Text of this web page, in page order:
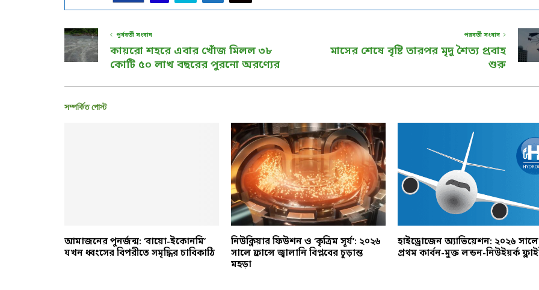
পূর্ববর্তী সংবাদ
কায়রো শহরে এবার খোঁজ মিলল ৩৮
কোটি ৫০ লাখ বছরের পুরনো অরণ্যের
পরবর্তী সংবাদ
মাসের শেষে বৃষ্টি তারপর মৃদু শৈত্য প্রবাহ
শুরু
সম্পর্কিত পোস্ট
আমাজনের পুনর্জন্ম: ‘বায়ো-ইকোনমি’
যখন ধ্বংসের বিপরীতে সমৃদ্ধির চাবিকাঠি
নিউক্লিয়ার ফিউশন ও ‘কৃত্রিম সূর্য’: ২০২৬
সালে ফ্রান্সে জ্বালানি বিপ্লবের চূড়ান্ত
মহড়া
হাইড্রোজেন অ্যাভিয়েশন: ২০২৬ সালে
প্রথম কার্বন-মুক্ত লন্ডন-নিউইয়র্ক